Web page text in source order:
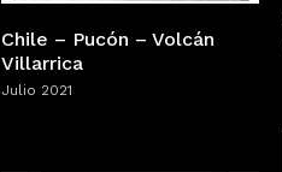
Chile – Pucón – Volcán
Villarrica
Julio 2021